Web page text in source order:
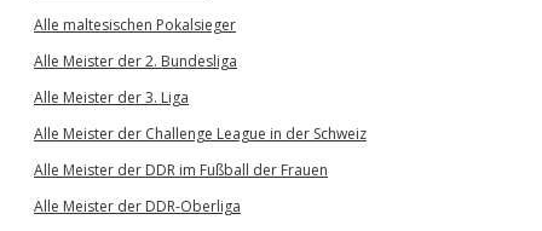
Alle maltesischen Pokalsieger
Alle Meister der 2. Bundesliga
Alle Meister der 3. Liga
Alle Meister der Challenge League in der Schweiz
Alle Meister der DDR im Fußball der Frauen
Alle Meister der DDR-Oberliga